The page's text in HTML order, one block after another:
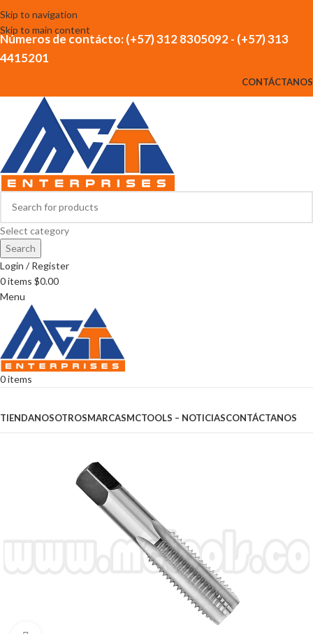
Skip to navigation
Skip to main content
Números de contácto: (+57) 312 8305092 - (+57) 313
4415201
CONTÁCTANOS
Select category
Search
Login / Register
0items $0.00
Menu
0items
TIENDANOSOTROSMARCASMCTOOLS – NOTICIASCONTÁCTANOS